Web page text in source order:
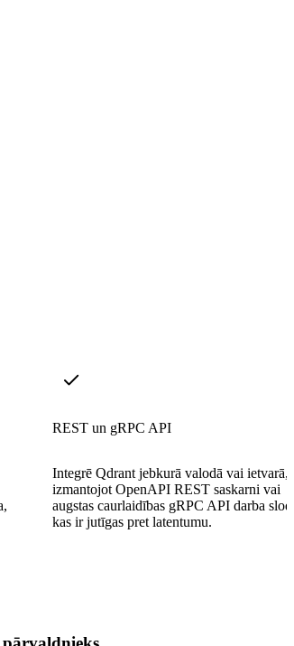
REST un gRPC API
Integrē Qdrant jebkurā valodā vai ietvarā,
izmantojot OpenAPI REST saskarni vai
augstas caurlaidības gRPC API darba
kas ir jutīgas pret latentumu.